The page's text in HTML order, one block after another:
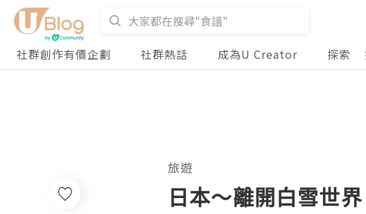
社群創作有價企劃
社群熱話 成為U Creator 探索
旅遊
日本～離開白雪世界